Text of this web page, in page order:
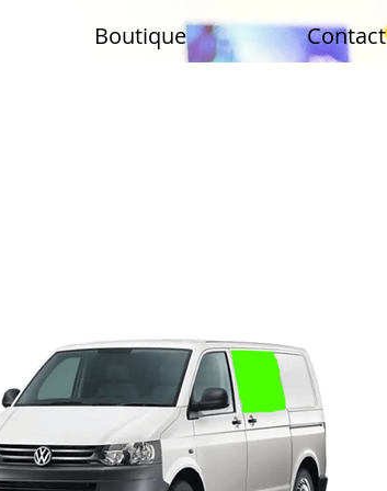
Boutique Contact